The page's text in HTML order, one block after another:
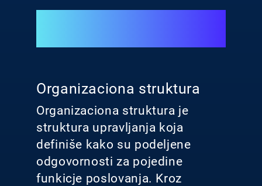
Organizaciona struktura
Organizaciona struktura je
struktura upravljanja koja
definiše kako su podeljene
odgovornosti za pojedine
funkicje poslovanja. Kroz